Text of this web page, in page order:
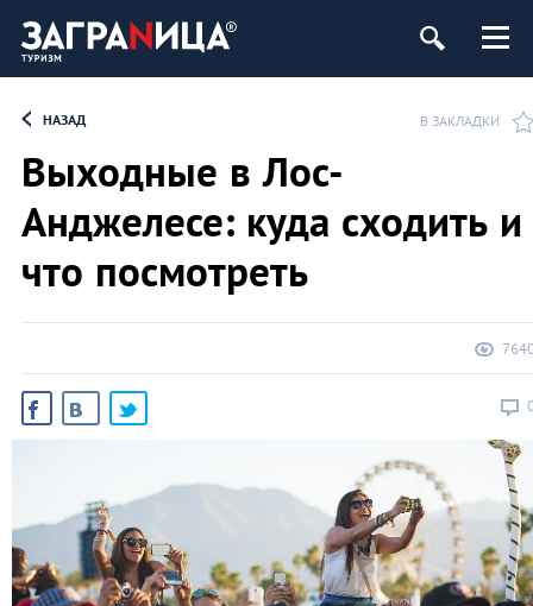
НАЗАД В ЗАКЛАДКИ
Выходные в Лос-
Анджелесе: куда сходить и
что посмотреть